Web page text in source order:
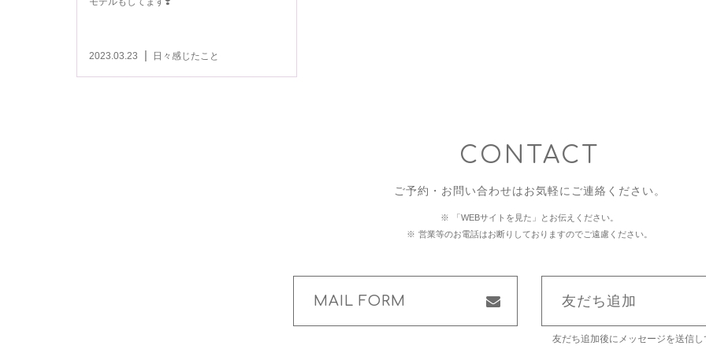
2023.03.23 日々感じたこと
CONTACT
ご予約・お問い合わせはお気軽にご連絡ください。
「WEBサイトを見た」とお伝えください。
営業等のお電話はお断りしておりますのでご遠慮ください。
MAIL FORM 友だち追加
友だち追加後にメッセージを送信し